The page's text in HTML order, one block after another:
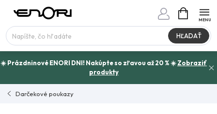
obsah
HĽADAŤ
KOŠÍK
☀️ Prázdninové ENORI DNI! Nakúpte so zľavou až 20 % ☀️Zobraziť
produkty
Darčekové poukazy
www.enori.cz - Chat